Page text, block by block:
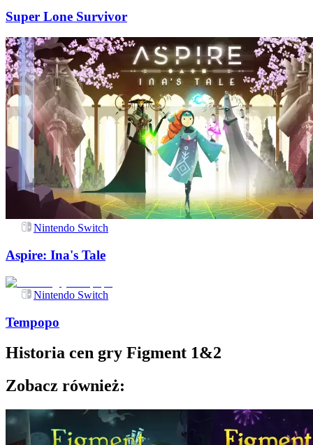
Super Lone Survivor
Nintendo Switch
Aspire: Ina's Tale
Nintendo Switch
Tempopo
Historia cen gry Figment 1&2
Zobacz również: